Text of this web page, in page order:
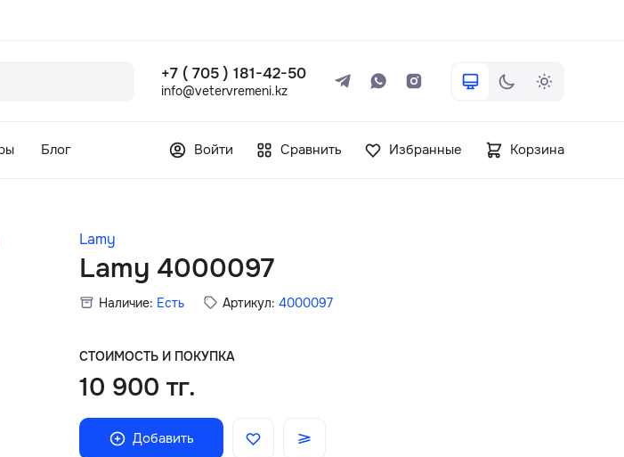
+7 ( 705 ) 181-42-50
info@vetervremeni.kz
Блог Войти Сравнить Избранные Корзина
Lamy
Lamy 4000097
Наличие: Есть Артикул: 4000097
СТОИМОСТЬ И ПОКУПКА
10 900 тг.
Добавить
+7 ( 705 ) 181-42-50